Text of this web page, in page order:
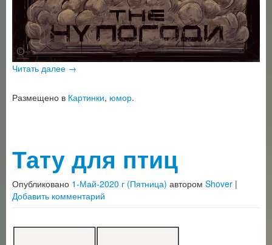
Читать далее →
Размещено в Картинки, юмор.
Тату для птиц
Опубликовано 1-Май-2020 г (Пятница) автором Shover |
Добавить комментарий